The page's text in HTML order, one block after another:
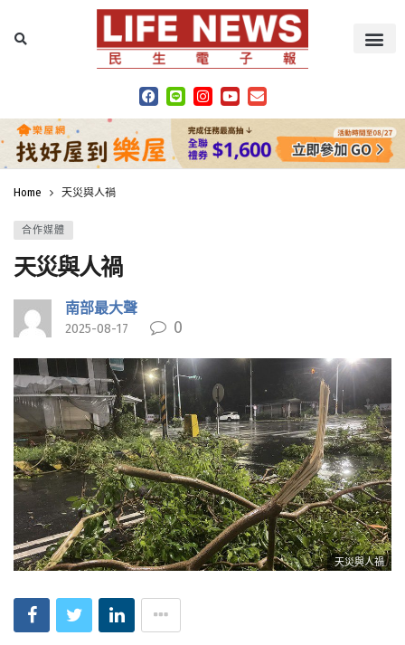
Home 天災與人禍
合作媒體
天災與人禍
南部最大聲
2025-08-17 0
天災與人禍